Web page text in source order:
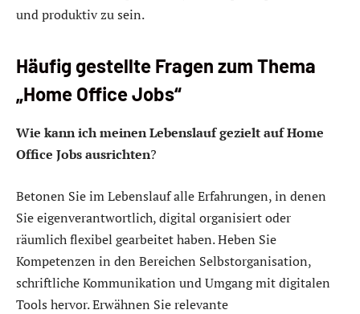
und produktiv zu sein.
Häufig gestellte Fragen zum Thema
„Home Office Jobs“
Wie kann ich meinen Lebenslauf gezielt auf Home
Office Jobs ausrichten?
Betonen Sie im Lebenslauf alle Erfahrungen, in denen
Sie eigenverantwortlich, digital organisiert oder
räumlich flexibel gearbeitet haben. Heben Sie
Kompetenzen in den Bereichen Selbstorganisation,
schriftliche Kommunikation und Umgang mit digitalen
Tools hervor. Erwähnen Sie relevante